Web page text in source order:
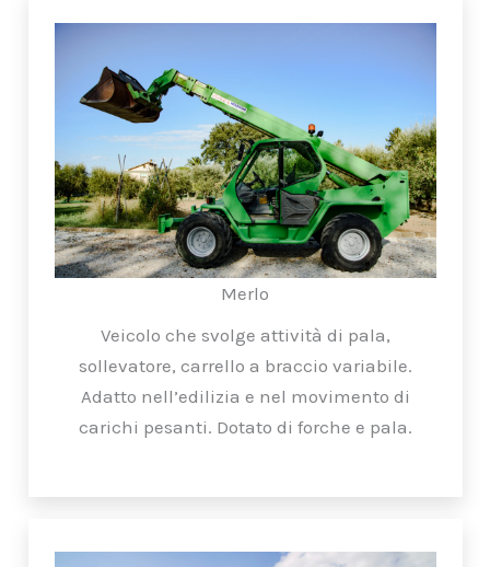
Merlo
Veicolo che svolge attività di pala,
sollevatore, carrello a braccio variabile.
Adatto nell’edilizia e nel movimento di
carichi pesanti. Dotato di forche e pala.